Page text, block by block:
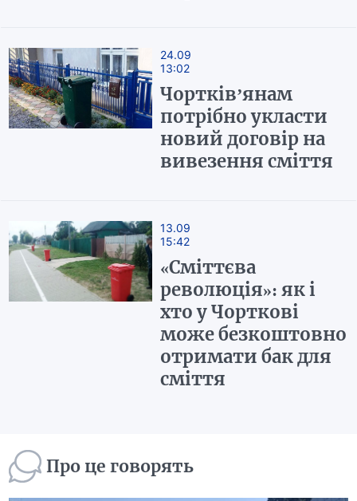
24.09
13:02
Чортків’янам
потрібно укласти
новий договір на
вивезення сміття
13.09
15:42
«Сміттєва
революція»: як і
хто у Чорткові
може безкоштовно
отримати бак для
сміття
Про це говорять